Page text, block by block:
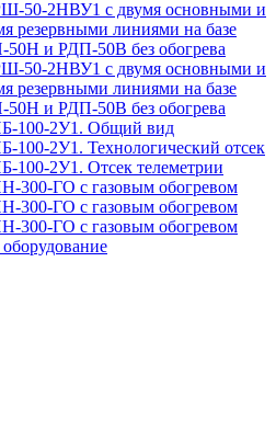
50-2НВУ1 с двумя основными и
резервными линиями на базе
и РДП-50В без обогрева
50-2НВУ1 с двумя основными и
резервными линиями на базе
и РДП-50В без обогрева
100-2У1. Общий вид
100-2У1. Технологический отсек
100-2У1. Отсек телеметрии
300-ГО с газовым обогревом
300-ГО с газовым обогревом
300-ГО с газовым обогревом